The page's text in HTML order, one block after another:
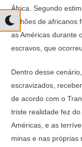
África. Segundo
milhões de africanos
as Américas durante
escravos, que
Dentro desse
escravizados,
de acordo com o
triste realidade fez
Américas, e as
minas e nas próprias